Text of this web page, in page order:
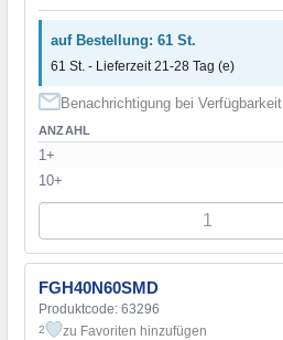
auf Bestellung: 61 St.
61 St. - Lieferzeit 21-28 Tag (e)
Benachrichtigung bei Verfügbarkeit
ANZAHL
1+
10+
FGH40N60SMD
Produktcode: 63296
2 zu Favoriten hinzufügen